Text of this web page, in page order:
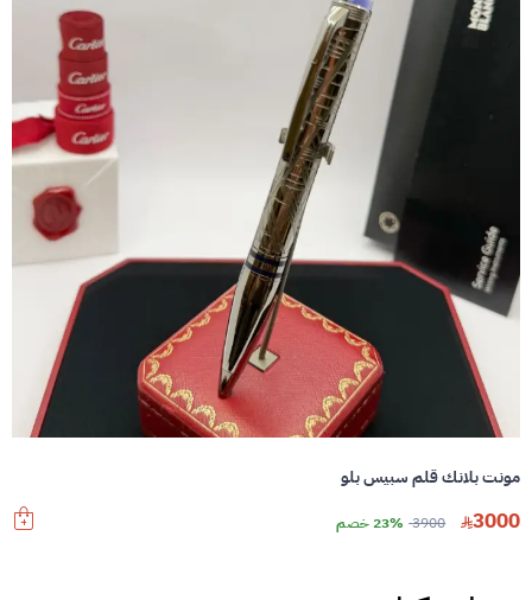
مونت بلانك قلم سبيس بلو
3000
3900 23% خصم